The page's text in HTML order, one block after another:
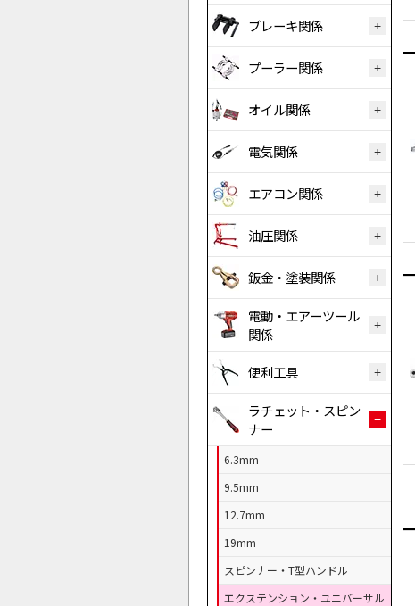
ブレーキ関係
プーラー関係
オイル関係
電気関係
エアコン関係
油圧関係
鈑金・塗装関係
電動・エアーツール
関係
便利工具
ラチェット・スピン
ナー
6.3mm
9.5mm
12.7mm
19mm
スピンナー・T型ハンドル
エクステンション・ユニバーサル